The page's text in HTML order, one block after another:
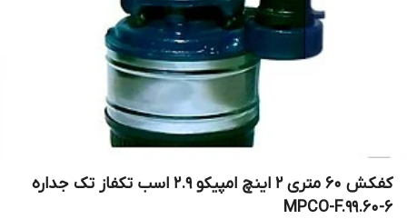
کفکش ۶۰ متری ۲ اینچ امپیکو 2.9 اسب تکفاز تک جداره
MPCO-F.99.60-6